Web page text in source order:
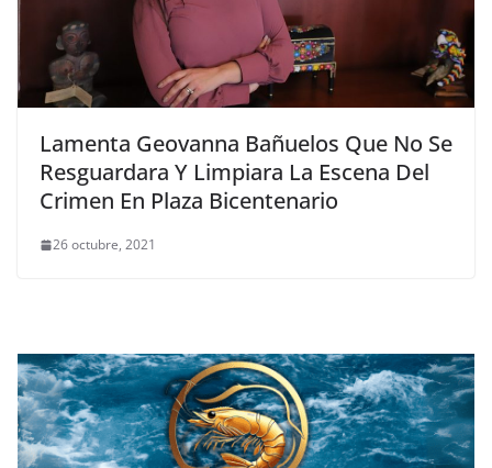
Lamenta Geovanna Bañuelos Que No Se
Resguardara Y Limpiara La Escena Del
Crimen En Plaza Bicentenario
26 octubre, 2021